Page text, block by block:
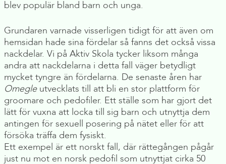
blev populär bland barn och unga.
Grundaren varnade visserligen tidigt för att även om
hemsidan hade sina fördelar så fanns det också vissa
nackdelar. Vi på Aktiv Skola tycker liksom många
andra att nackdelarna i detta fall väger betydligt
mycket tyngre än fördelarna. De senaste åren har
Omegle utvecklats till att bli en stor plattform för
groomare och pedofiler. Ett ställe som har gjort det
lätt för vuxna att locka till sig barn och utnyttja dem
antingen för sexuell posering på nätet eller för att
försöka träffa dem fysiskt.
Ett exempel är ett norskt fall, där rättegången pågår
just nu mot en norsk pedofil som utnyttjat cirka 50